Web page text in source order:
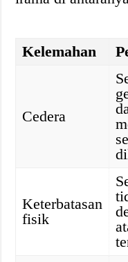
Kelemahan
Cedera
Keterbatasan
fisik